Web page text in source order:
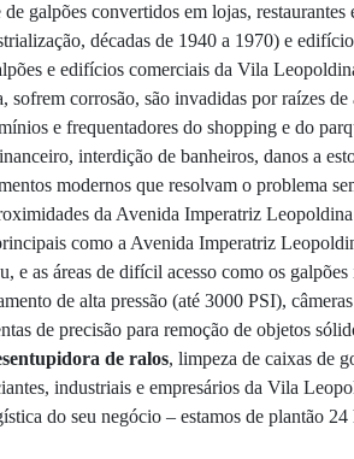
de galpões convertidos em lojas,
décadas de 1940 a 1970) e
e edifícios comerciais da Vila
sofrem corrosão, são invadidas por raízes
e frequentadores do shopping e do
interdição de banheiros, danos a
modernos que resolvam o problema
da Avenida Imperatriz
como a Avenida Imperatriz
e as áreas de difícil acesso como os
de alta pressão (até 3000 PSI),
de precisão para remoção de objetos
de ralos, limpeza de caixas de
industriais e empresários da Vila
do seu negócio – estamos de plantão